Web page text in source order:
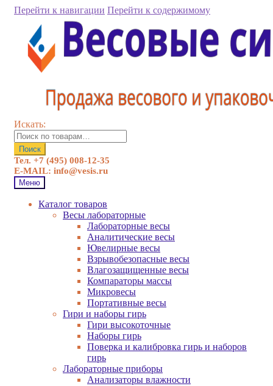
Перейти к навигации Перейти к содержимому
Искать:
Поиск
Тел. +7 (495) 008-12-35
E-MAIL: info@vesis.ru
Меню
Каталог товаров
Весы лабораторные
Лабораторные весы
Аналитические весы
Ювелирные весы
Взрывобезопасные весы
Влагозащищенные весы
Компараторы массы
Микровесы
Портативные весы
Гири и наборы гирь
Гири высокоточные
Наборы гирь
Поверка и калибровка гирь и наборов
гирь
Лабораторные приборы
Анализаторы влажности